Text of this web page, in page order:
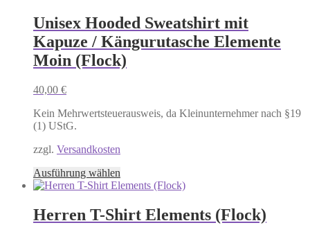
Varianten
auf.
Die
Optionen
können
gewählt
Unisex Hooded Sweatshirt mit
Kapuze / Kängurutasche Elemente
Moin (Flock)
40,00 €
Kein Mehrwertsteuerausweis, da Kleinunternehmer nach §19
(1) UStG.
zzgl. Versandkosten
Ausführung wählen
Produkt
mehrere
Varianten
Herren T-Shirt Elements (Flock)